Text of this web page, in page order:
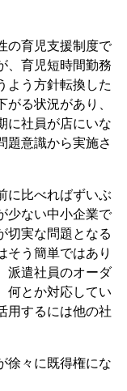
の育児支援制度で
、育児短時間勤務
よう方針転換した
る状況があり、
に社員が店にいな
題意識から実施さ
に比べればずいぶ
少ない中小企業で
切実な問題となる
そう簡単ではあり
派遣社員のオーダ
何とか対応してい
用するには他の社
徐々に既得権にな